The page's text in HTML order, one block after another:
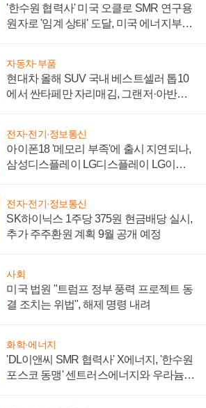
'한수원 협력사' 미국 오클로 SMR 연구용
원자로 '임계 상태' 도달, 미국 에너지부
자동차·부품
현대차 올해 SUV 국내 베스트셀러 톱10
에서 싼타페만 자리매김, 그랜저·아반떼
전자·전기·정보통신
아이폰18 '메모리 부족'에 출시 지연되나,
삼성디스플레이 LG디스플레이 LG이노
전자·전기·정보통신
SK하이닉스 1주당 375원 현금배당 실시,
추가 주주환원 계획 9월 공개 예정
사회
미국 법원 "트럼프 정부 풍력 프로젝트 동
결 조치는 위법", 해제 명령 내려
화학·에너지
'DL이앤씨 SMR 협력사' X에너지, '한수원
포스코 동맹' 센트러스에너지와 우라늄